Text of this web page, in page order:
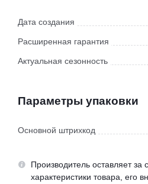
Дата создания
Расширенная гарантия
Актуальная сезонность
Параметры упаковки
Основной штрихкод
Производитель оставляет за
характеристики товара, его